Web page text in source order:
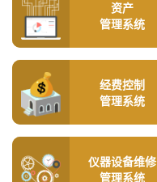
资产
管理系统
经费控制
管理系统
仪器设备维修
管理系统